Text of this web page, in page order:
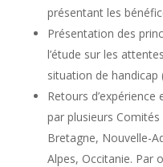
présentant les
Présentation des
l’étude sur les
situation de handicap
Retours
par plusieurs
Bretagne, Nouvelle-
Alpes, Occitanie. Par